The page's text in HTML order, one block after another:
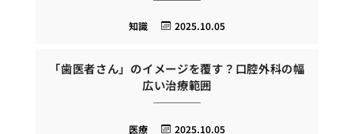
2025.10.05
知識
「歯医者さん」のイメージを覆す？口腔外科の幅
広い治療範囲
2025.10.05
医療